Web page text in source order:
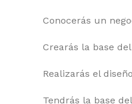
Conocerás un
Crearás la base
Realizarás el
Tendrás la base